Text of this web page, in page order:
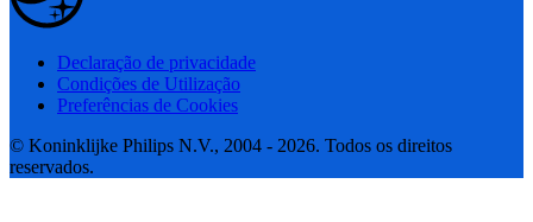
Declaração de privacidade
Condições de Utilização
Preferências de Cookies
© Koninklijke Philips N.V., 2004 - 2026. Todos os direitos
reservados.